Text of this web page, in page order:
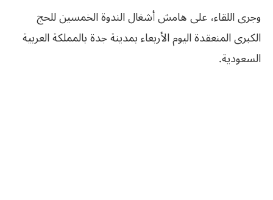
وجرى اللقاء، على هامش أشغال الندوة الخمسين للحج
الكبرى المنعقدة اليوم الأربعاء بمدينة جدة بالمملكة العربية
السعودية.